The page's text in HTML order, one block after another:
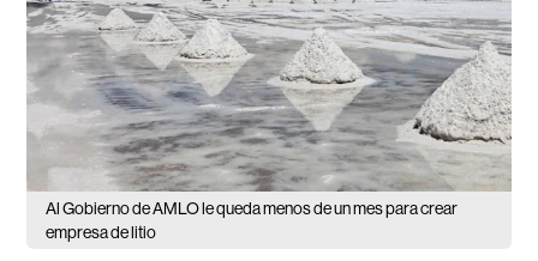
Al Gobierno de AMLO le queda menos de un mes para crear
empresa de litio